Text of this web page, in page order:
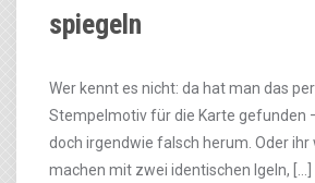
spiegeln
Wer kennt es nicht: da hat man das
Stempelmotiv für die Karte gefunden
doch irgendwie falsch herum. Oder ihr
machen mit zwei identischen Igeln, […]